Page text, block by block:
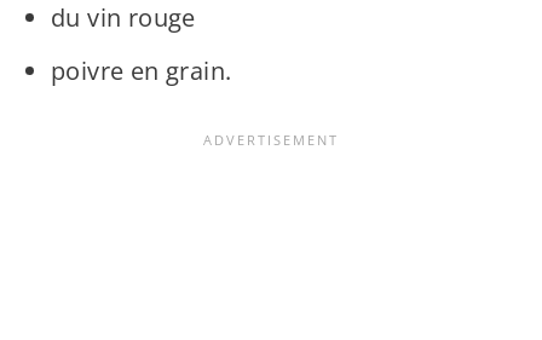
du vin rouge
poivre en grain.